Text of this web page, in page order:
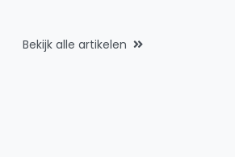
Bekijk alle artikelen